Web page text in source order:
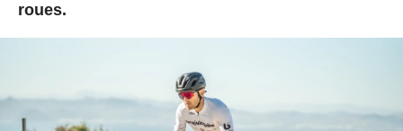
roues.